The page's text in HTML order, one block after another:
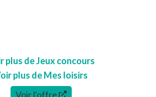
plus de Jeux concours
plus de Mes loisirs
Voir l'offre